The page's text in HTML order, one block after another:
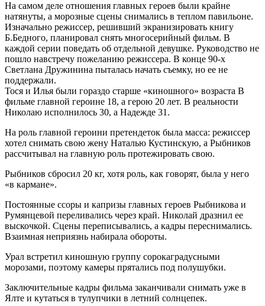
На самом деле отношения главных героев были крайне
натянуты, а морозные сцены снимались в теплом павильоне.
Изначально режиссер, решивший экранизировать книгу
Б.Бедного, планировал снять многосерийный фильм. В
каждой серии поведать об отдельной девушке. Руководство не
пошло навстречу пожеланию режиссера. В конце 90-х
Светлана Дружинина пыталась начать съемку, но ее не
поддержали.
Тося и Илья были гораздо старше «киношного» возраста В
фильме главной героине 18, а герою 20 лет. В реальности
Николаю исполнилось 30, а Надежде 31.
На роль главной героини претендеток была масса: режиссер
хотел снимать свою жену Наталью Кустинскую, а Рыбников
рассчитывал на главную роль протежировать свою.
Рыбников сбросил 20 кг, хотя роль, как говорят, была у него
«в кармане».
Постоянные ссоры и капризы главных героев Рыбникова и
Румянцевой переливались через край. Николай дразнил ее
выскочкой. Сцены переписывались, а кадры переснимались.
Взаимная неприязнь набирала обороты.
Урал встретил киношную группу сорокаградусными
морозами, поэтому камеры прятались под полушубки.
Заключительные кадры фильма заканчивали снимать уже в
Ялте и кутаться в тулупчики в летний солнцепек.